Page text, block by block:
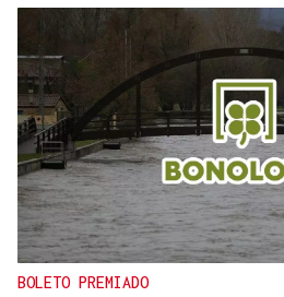
BOLETO PREMIADO